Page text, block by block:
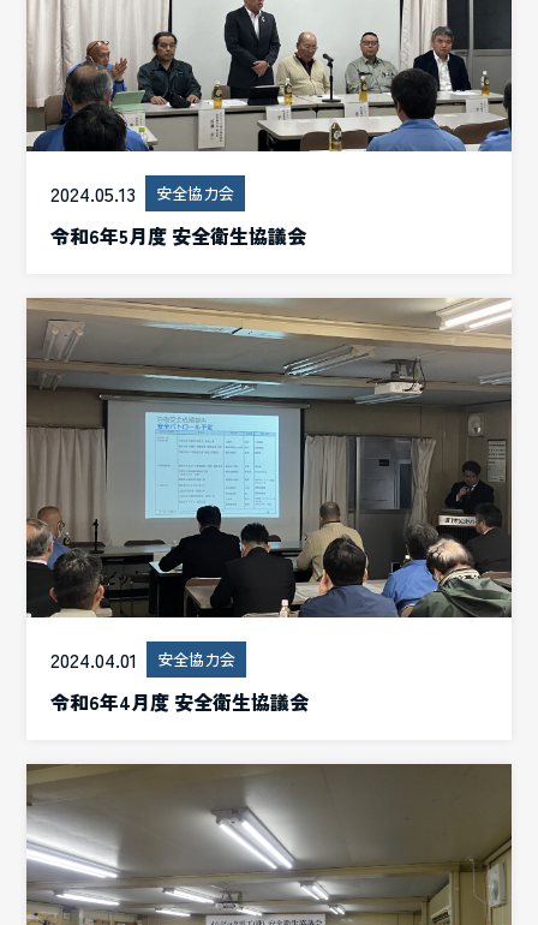
2024.05.13 安全協力会
令和6年5月度 安全衛生協議会
2024.04.01 安全協力会
令和6年4月度 安全衛生協議会